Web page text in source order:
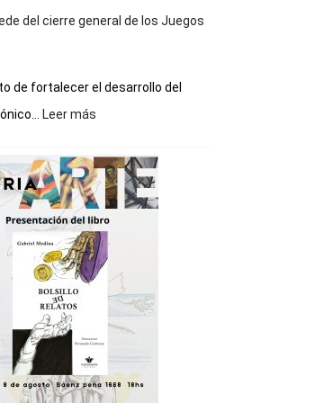
del cierre general de los Juegos
de fortalecer el desarrollo del
Leer más
sede
del
cierre
general
de
los
Juegos
Epade
2027